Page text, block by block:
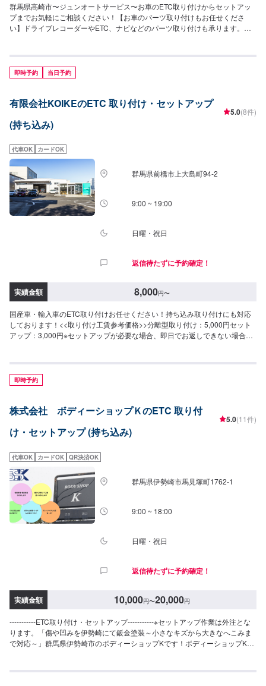
群馬県高崎市〜ジュンオートサービス〜お車のETC取り付けからセットアッ
プまでお気軽にご相談ください！【お車のパーツ取り付けもお任せくださ
い】ドライブレコーダーやETC、ナビなどのパーツ取り付けも承ります。部
ださい。【当社の特徴】✅車種に応じた対応！✅お客様のご要望に応じた提
案！✅輸入車の実績豊富で安心！【1】オファーにてお問い合わせ【2】お見
積り【3】お見積りにご納得いただければ作業開始【4】仕上がり次第納車----
車スペースは事務所前の空いているスペースに駐車してください。受付はス
タッフへ「メンテモで予約しました」とお伝えください。ご案内いたしま
す。【定休日・営業時間】定休日：日・月曜日の祝日受付時間：9:00~18:00
即時予約 当日予約
有限会社KOIKEのETC 取り付け・セットアップ
(持ち込み)
5.0(8件)
代車OK カードOK
群馬県前橋市上大島町94-2
9:00 ~ 19:00
日曜・祝日
返信待たずに予約確定！
実績金額 8,000円〜
国産車・輸入車のETC取り付けお任せください！持ち込み取り付けにも対応
しております！<<取り付け工賃参考価格>>分離型取り付け：5,000円セット
アップ：3,000円※セットアップが必要な場合、即日でお返しできない場合が
です！アメ車の難しい修理、整備もお任せくださいませ。また、トヨタの指
定工場でもあります。国産車もご安心してご依頼ください。<<無料の代車の
ご用意>>取り付けにお時間かかる場合もご安心ください。代車のご用意いた
即時予約
株式会社 ボディーショップＫのETC 取り付
け・セットアップ (持ち込み)
5.0(11件)
代車OK カードOK QR決済OK
群馬県伊勢崎市馬見塚町1762‐1
9:00 ~ 18:00
日曜・祝日
返信待たずに予約確定！
実績金額 10,000円〜20,000円
-----------ETC取り付け・セットアップ-----------※セットアップ作業は外注とな
ります。「傷や凹みを伊勢崎にて鈑金塗装～小さなキズから大きなへこみま
で対応～」群馬県伊勢崎市のボディーショップKです！ボディーショップKで
修理いたします。線キズからへこみ・塗装の色あせや剥げなどお客様の大切